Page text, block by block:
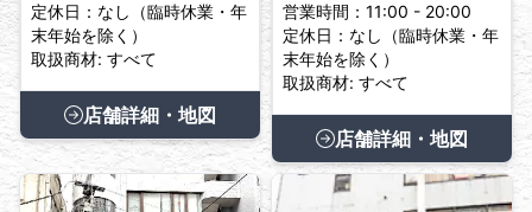
定休日：なし（臨時休業・年
末年始を除く）
取扱商材: すべて
店舗詳細・地図
営業時間：11:00 - 20:00
定休日：なし（臨時休業・年
末年始を除く）
取扱商材: すべて
店舗詳細・地図